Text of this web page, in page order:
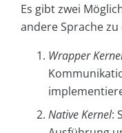
Es gibt zwei
andere Sprache zu
Wrapper
Native Kernel: